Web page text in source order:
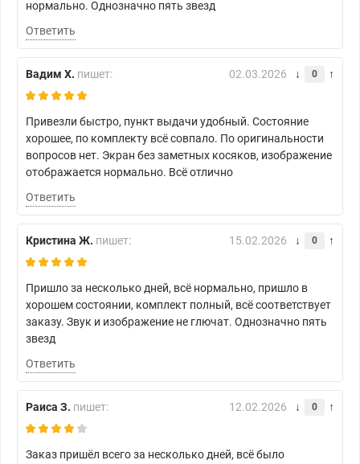
нормально. Однозначно пять звезд
Ответить
Вадим Х. пишет: 02.03.2026 0
Привезли быстро, пункт выдачи удобный. Состояние
хорошее, по комплекту всё совпало. По оригинальности
вопросов нет. Экран без заметных косяков, изображение
отображается нормально. Всё отлично
Ответить
Кристина Ж. пишет: 15.02.2026 0
Пришло за несколько дней, всё нормально, пришло в
хорошем состоянии, комплект полный, всё соответствует
заказу. Звук и изображение не глючат. Однозначно пять
звезд
Ответить
Раиса З. пишет: 12.02.2026 0
Заказ пришёл всего за несколько дней, всё было